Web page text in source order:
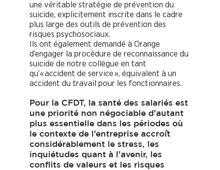
une véritable stratégie de prévention du
suicide, explicitement inscrite dans le cadre
plus large des outils de prévention des
risques psychosociaux.
Ils ont également demandé à Orange
d’engager la procédure de reconnaissance du
suicide de notre collègue en tant
qu’« accident de service », équivalent à un
accident du travail pour les fonctionnaires.
Pour la CFDT, la santé des salariés est
une priorité non négociable d’autant
plus essentielle dans les périodes où
le contexte de l’entreprise accroît
considérablement le stress, les
inquiétudes quant à l’avenir, les
conflits de valeurs et les risques